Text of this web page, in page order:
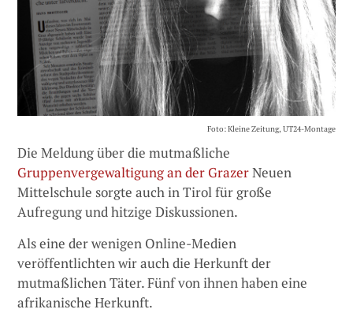
Foto: Kleine Zeitung, UT24-Montage
Die Meldung über die mutmaßliche
Gruppenvergewaltigung an der GrazerNeuen
Mittelschule sorgte auch in Tirol für große
Aufregung und hitzige Diskussionen.
Als eine der wenigen Online-Medien
veröffentlichten wir auch die Herkunft der
mutmaßlichen Täter. Fünf von ihnen haben eine
afrikanische Herkunft.